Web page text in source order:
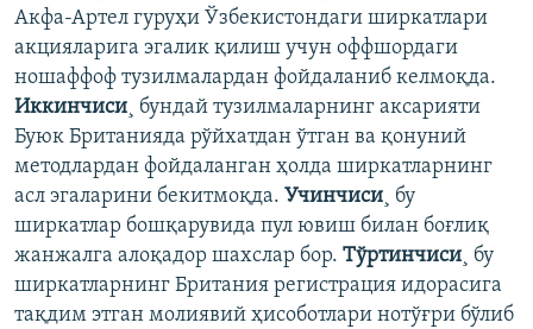
Акфа-Артел гуруҳи Ўзбекистондаги ширкатлари
акцияларига эгалик қилиш учун оффшордаги
ношаффоф тузилмалардан фойдаланиб келмоқда.
Иккинчиси¸ бундай тузилмаларнинг аксарияти
Буюк Британияда рўйхатдан ўтган ва қонуний
методлардан фойдаланган ҳолда ширкатларнинг
асл эгаларини бекитмоқда. Учинчиси¸ бу
ширкатлар бошқарувида пул ювиш билан боғлиқ
жанжалга алоқадор шахслар бор. Тўртинчиси¸ бу
ширкатларнинг Британия регистрация идорасига
тақдим этган молиявий ҳисоботлари нотўғри бўлиб